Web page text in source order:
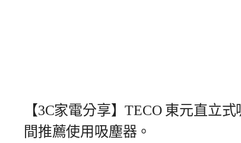
【3C家電分享】TECO 東元直立
間推薦使用吸塵器。